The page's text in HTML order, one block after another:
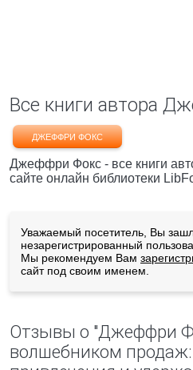
Все книги автора
ДЖЕФФРИ ФОКС
Джеффри Фокс - все книги
сайте онлайн библиотеки
Уважаемый посетитель, Вы
незарегистрированный
Мы рекомендуем Вам
сайт под своим именем.
Отзывы о "Джеффри
волшебником